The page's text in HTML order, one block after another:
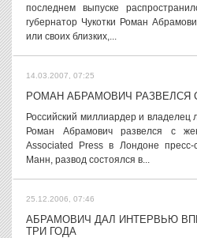
последнем выпуске
губернатор Чукотки Роман
или своих близких,...
14.03.2007, 07:25
РОМАН АБРАМОВИЧ РАЗВЕЛСЯ
Российский миллиардер и владелец
Роман Абрамович развелся с
Associated Press в Лондоне пресс-
Манн, развод состоялся в...
25.12.2006, 07:46
АБРАМОВИЧ ДАЛ ИНТЕРВЬЮ
ТРИ ГОДА